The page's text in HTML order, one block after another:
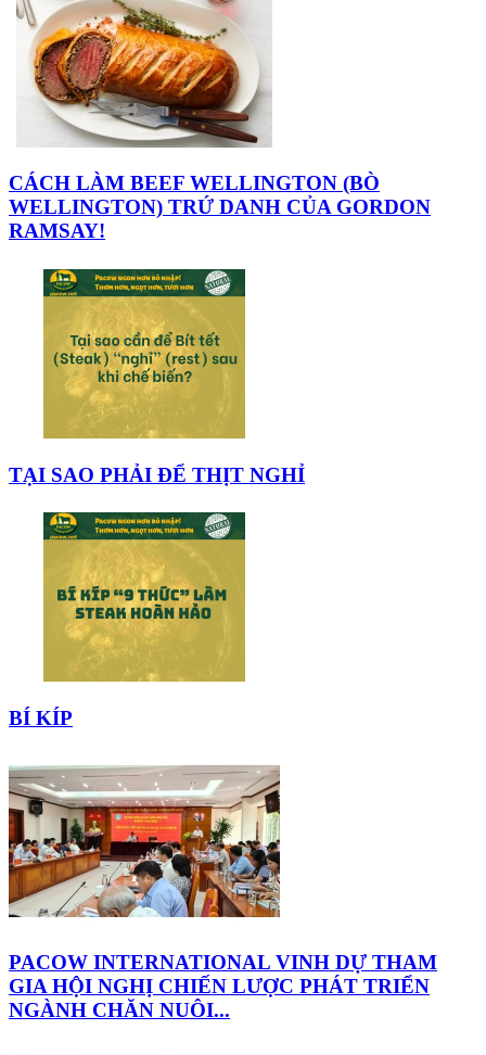
CÁCH LÀM BEEF WELLINGTON (BÒ
WELLINGTON) TRỨ DANH CỦA GORDON
RAMSAY!
TẠI SAO PHẢI ĐỂ THỊT NGHỈ
BÍ KÍP
PACOW INTERNATIONAL VINH DỰ THAM
GIA HỘI NGHỊ CHIẾN LƯỢC PHÁT TRIỂN
NGÀNH CHĂN NUÔI...